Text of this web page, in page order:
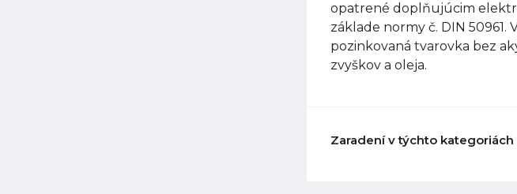
opatrené doplňujúcim
základe normy č. DIN 50961.
pozinkovaná tvarovka bez
zvyškov a oleja.
Zaradení v týchto kategoriách